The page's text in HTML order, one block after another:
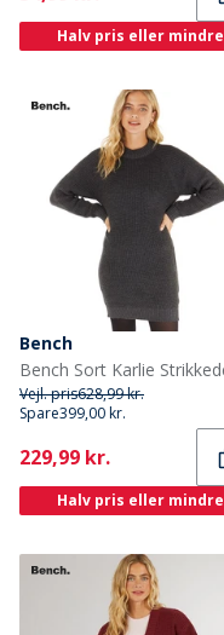
Halv pris eller mindre
Bench
Vejl. pris628,99 kr.
Spare399,00 kr.
Current
229,99 kr.
Halv pris eller mindre